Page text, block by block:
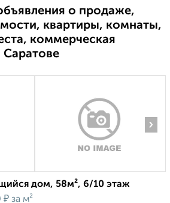
о продаже,
квартиры, комнаты,
коммерческая
›
дом, 58м², 6/10 этаж
₽ за м²